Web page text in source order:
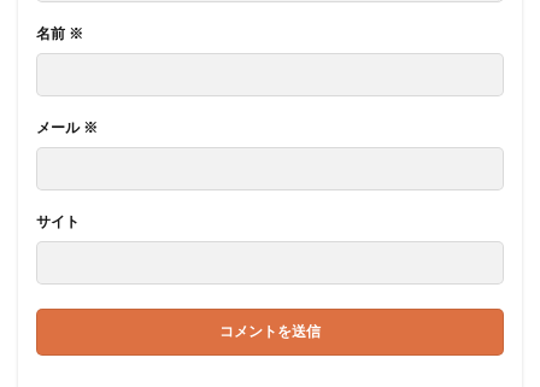
名前 ※
メール ※
サイト